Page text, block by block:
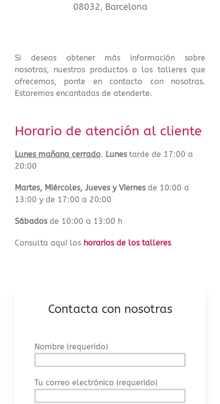
08032, Barcelona
Si deseas obtener más información sobre
nosotras, nuestros productos o los talleres que
ofrecemos, ponte en contacto con nosotras.
Estaremos encantadas de atenderte.
Horario de atención al cliente
Lunes mañana cerrado. Lunestarde de 17:00 a
20:00
Martes, Miércoles, Jueves y Viernesde 10:00 a
13:00 y de 17:00 a 20:00
Sábadosde 10:00 a 13:00 h
Consulta aquí los horarios de los talleres
Contacta con nosotras
Nombre (requerido)
Tu correo electrónico (requerido)